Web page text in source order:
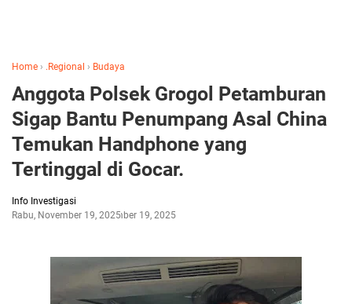
Home › .Regional › Budaya
Anggota Polsek Grogol Petamburan
Sigap Bantu Penumpang Asal China
Temukan Handphone yang
Tertinggal di Gocar.
Info Investigasi
Rabu, November 19, 2025November 19, 2025